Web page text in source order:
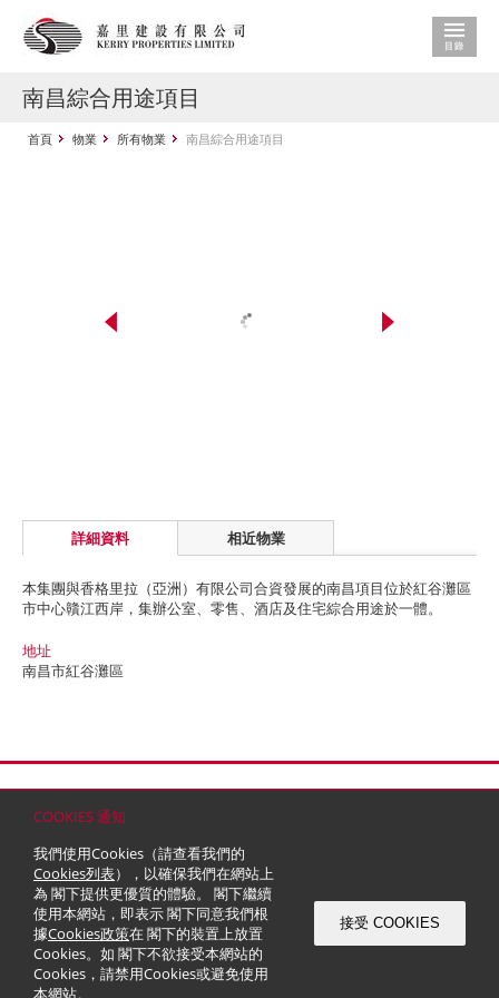
COOKIES 通知
我們使用Cookies（請查看我們的
Cookies列表），以確保我們在網站上
為 閣下提供更優質的體驗。 閣下繼續
使用本網站，即表示 閣下同意我們根
據Cookies政策在 閣下的裝置上放置
Cookies。如 閣下不欲接受本網站的
Cookies，請禁用Cookies或避免使用
本網站。
接受 COOKIES
南昌綜合用途項目
首頁 物業 所有物業 南昌綜合用途項目
詳細資料 相近物業
本集團與香格里拉（亞洲）有限公司合資發展的南昌項目位於紅谷灘區
市中心贛江西岸，集辦公室、零售、酒店及住宅綜合用途於一體。
地址
南昌市紅谷灘區
© 2026 嘉里建設有限公司 (於百慕達註冊成立之有限公司)